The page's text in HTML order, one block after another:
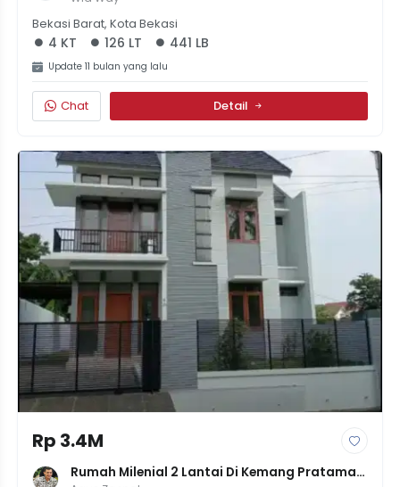
Bekasi Barat, Kota Bekasi
4 KT 126 LT 441 LB
Update 11 bulan yang lalu
Chat Detail
Rp 3.4M
Rumah Milenial 2 Lantai Di Kemang Pratama,